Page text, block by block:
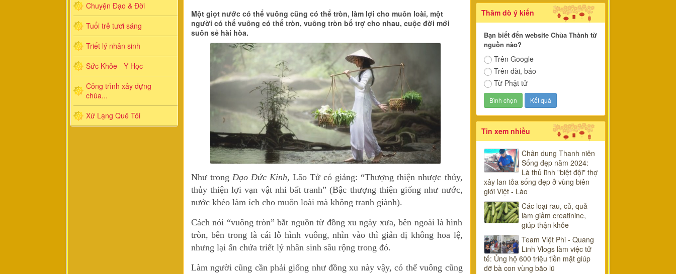
Một giọt nước có thể vuông cũng có thể tròn, làm lợi cho muôn loài, một
người có thể vuông có thể tròn, vuông tròn bổ trợ cho nhau, cuộc đời mới
suôn sẻ hài hòa.
Như trong Đạo Đức Kinh, Lão Tử có giảng: “Thượng thiện nhược thủy,
thủy thiện lợi vạn vật nhi bất tranh” (Bậc thượng thiện giống như nước,
nước khéo làm ích cho muôn loài mà không tranh giành).
Cách nói “vuông tròn” bắt nguồn từ đồng xu ngày xưa, bên ngoài là hình
tròn, bên trong là cái lỗ hình vuông, nhìn vào thì giản dị không hoa lệ,
nhưng lại ẩn chứa triết lý nhân sinh sâu rộng trong đó.
Làm người cũng cần phải giống như đồng xu này vậy, có thể vuông cũng
Thăm dò ý kiến
Bạn biết đến website Chùa Thành từ
nguồn nào?
Trên Google
Trên đài, báo
Từ Phật tử
Tin xem nhiều
Chân dung Thanh niên
Sống đẹp năm 2024:
Là thủ lĩnh "biệt đội" thợ
xây lan tỏa sống đẹp ở vùng biên
giới Việt - Lào
Các loại rau, củ, quả
làm giảm creatinine,
giúp thận khỏe
Team Việt Phi - Quang
Linh Vlogs làm việc tử
tế: Ủng hộ 600 triệu tiền mặt giúp
đỡ bà con vùng bão lũ
Chuyện Đạo & Đời
Tuổi trẻ tươi sáng
Triết lý nhân sinh
Sức Khỏe - Y Học
Công trình xây dựng
chùa...
Xứ Lạng Quê Tôi